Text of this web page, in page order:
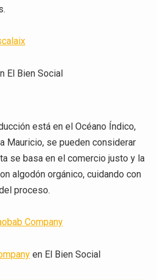
El Bien Social
está en el Océano Índico,
Mauricio, se pueden considerar
se basa en el comercio justo y la
algodón orgánico, cuidando con
proceso.
Company
en El Bien Social